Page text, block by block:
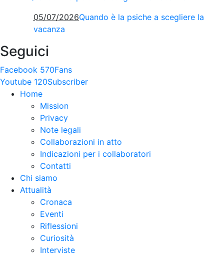
05/07/2026Quando è la psiche a scegliere la
vacanza
Seguici
Facebook 570Fans
Youtube 120Subscriber
Home
Mission
Privacy
Note legali
Collaborazioni in atto
Indicazioni per i collaboratori
Contatti
Chi siamo
Attualità
Cronaca
Eventi
Riflessioni
Curiosità
Interviste